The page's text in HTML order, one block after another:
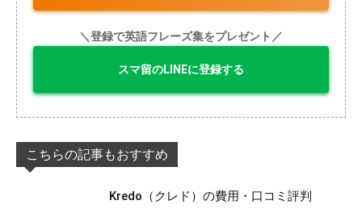
＼登録で英語フレーズ集をプレゼント／
スマ留のLINEに登録する
こちらの記事もおすすめ
Kredo（クレド）の費用・口コミ評判